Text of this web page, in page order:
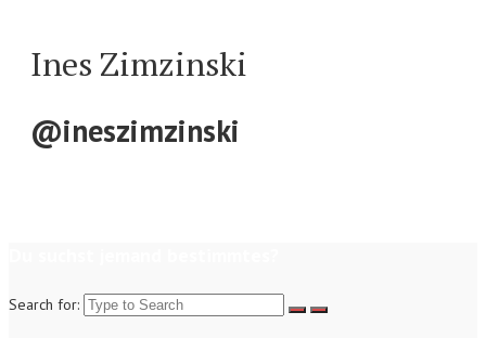
Ines Zimzinski
@ineszimzinski
Search for: